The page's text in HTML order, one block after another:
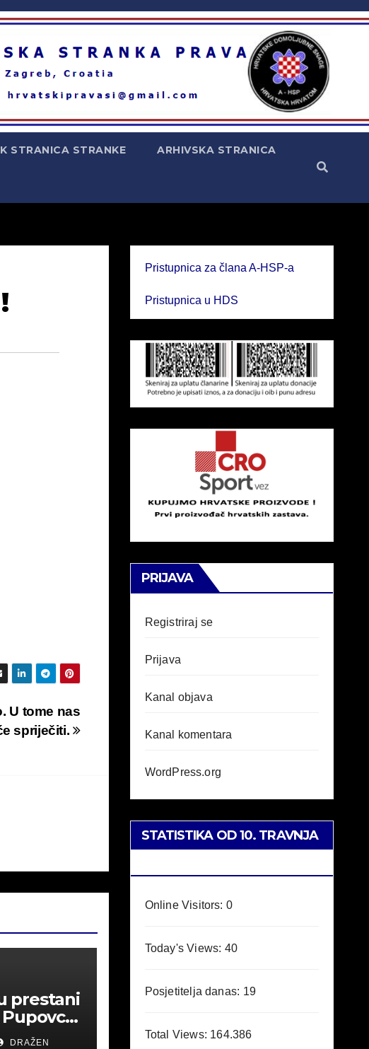
STRANICA STRANKE ARHIVSKA STRANICA
U tome nas
spriječiti.
prestani
DRAŽEN
Pristupnica za člana A-HSP-a
Pristupnica u HDS
PRIJAVA
Registriraj se
Prijava
Kanal objava
Kanal komentara
WordPress.org
STATISTIKA OD 10. TRAVNJA
Online Visitors: 0
Today's Views: 40
Posjetitelja danas: 19
Total Views: 164.386